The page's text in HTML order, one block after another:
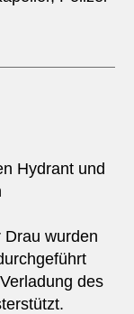
Hydrant und
wurden
des